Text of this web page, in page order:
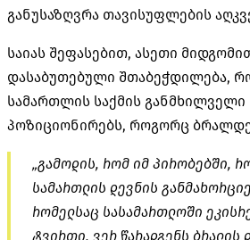
განუსაზღვრა თავისუფლების
საიას შეფასებით, ასეთი
დასაბუთებული შთაბეჭდილება,
სამართლის საქმის
პოზიციონირებს, როგორც
„გამოდის, რომ იმ პირობებში,
სამართლის დევნის
რომელსაც სასამართლოში
ტვირთი, ვერ წარადგენს ბრალის